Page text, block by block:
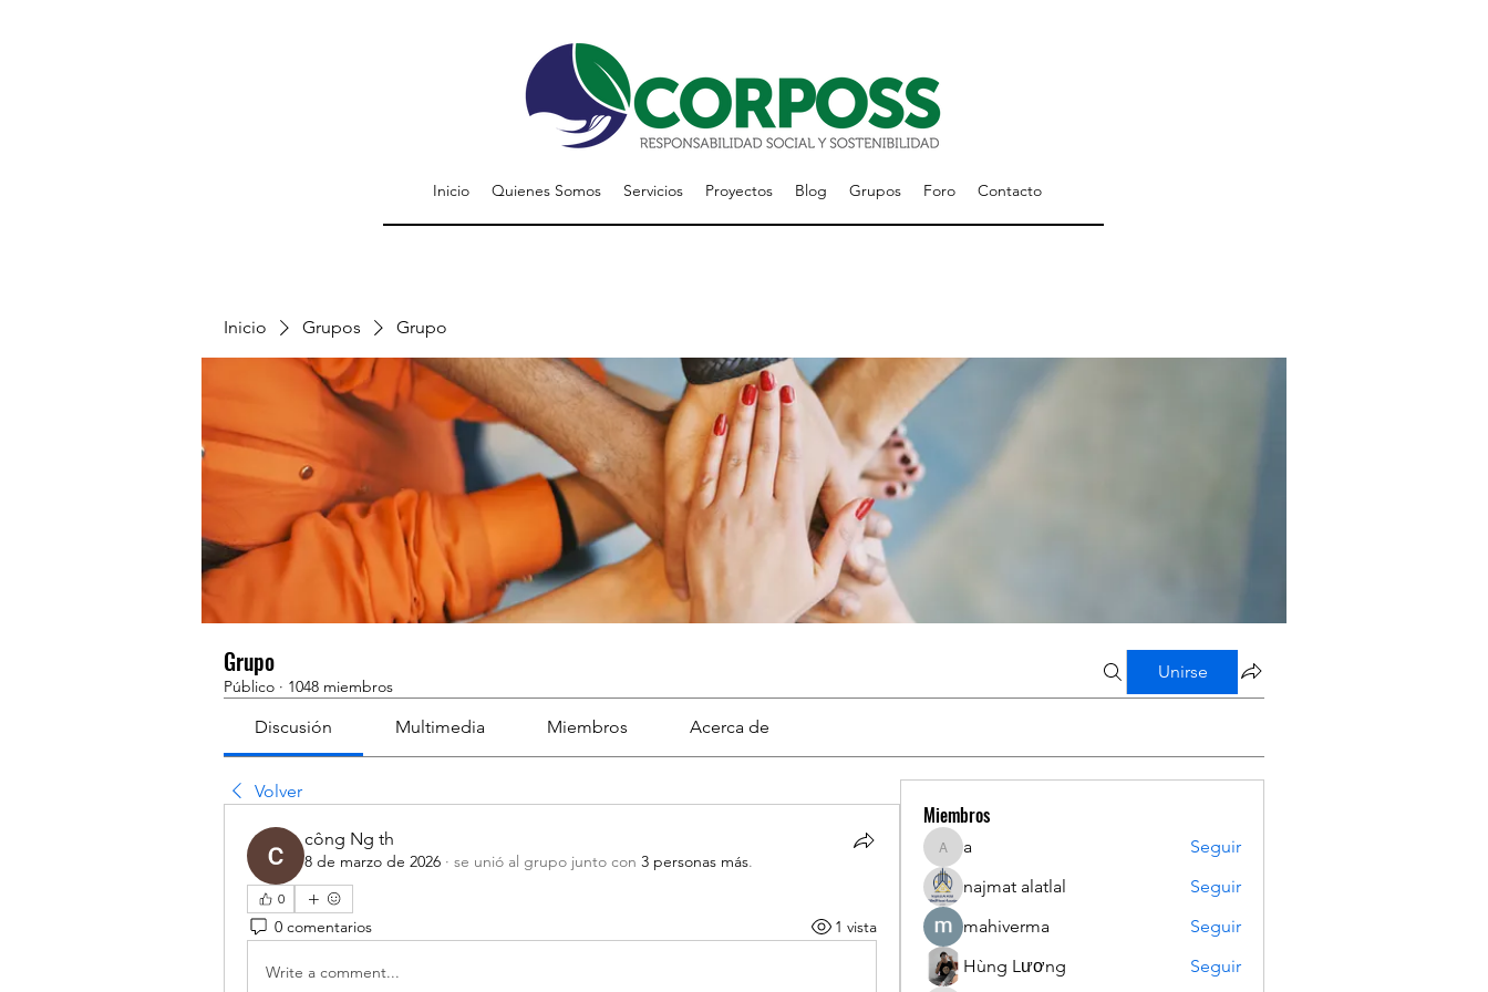
Inicio Quienes Somos Servicios Proyectos Blog Grupos Foro Contacto
Inicio Grupos Grupo
Grupo
Público · 1048 miembros
Unirse
Discusión Multimedia Miembros Acerca de
Volver
công Ng th
8 de marzo de 2026 · se unió al grupo junto con 3 personas más.
0
0 comentarios 1 vista
Write a comment...
Miembros
a
a
Seguir
najmat alatlal
Seguir
mahiverma
Seguir
Hùng Lương
Seguir